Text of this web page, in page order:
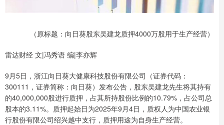
（原标题：向日葵股东吴建龙质押4000万股用于生产经营）
雷达财经 文|冯秀语 编|李亦辉
9月5日，浙江向日葵大健康科技股份有限公司（证券代码：
300111，证券简称：向日葵）发布公告，股东吴建龙先生将其持有
的40,000,000股进行质押，占其所持股份比例的10.79%，占公司总
股本的3.11%。质押起始日为2025年9月4日，质权人为中国农业银
行股份有限公司绍兴越中支行，质押用途为自身生产经营。